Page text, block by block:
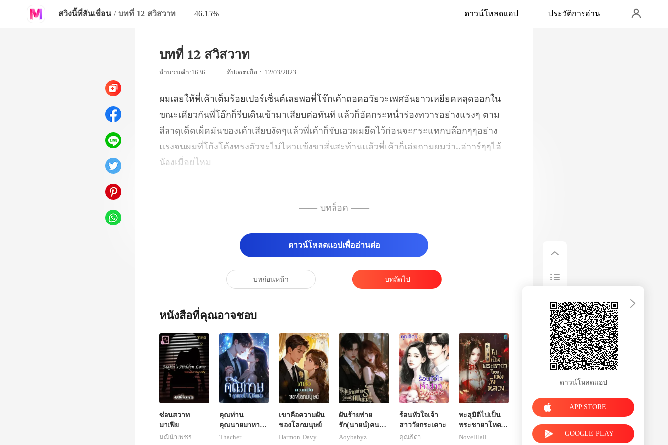
สวิงนี้ที่สันเขื่อน / บทที่ 12 สวิสวาท | 46.15% ดาวน์โหลดแอป ประวัติการอ่าน
บทที่ 12 สวิสวาท
จำนวนคำ:1636 | อัปเดตเมื่อ：12/03/2023
เสียบต่อทันที แล้วก็อัดกระหน่ำร่องทวารอย่างแรงๆ ตาม
ลีลาดุเด็ดเผ็ดมันของเค้าเสียบงัดๆแล้วพี่เค้าก็จับเอวผมยึดไว้ก่อนจ
—— บทล็อค ——
ดาวน์โหลดแอปเพื่ออ่านต่อ
บทก่อนหน้า บทถัดไป
หนังสือที่คุณอาจชอบ
ซ่อนสวาท
มาเฟีย
มณีน้ำเพชร
คุณท่าน
คุณนายมาหาอีก
แล้ว
Thacher
เขาคือความฝัน
ของโลกมนุษย์
Harmon Davy
ฝันร้ายพ่าย
รัก(นายน์)คน
เลว
Aoybabyz
ร้อนหัวใจเจ้า
สาววัยกระเตาะ
คุณธิดา
ทะลุมิติไปเป็น
พระชายาโหด
แห่งวังหลวง
NovelHall
ดาวน์โหลดแอป
APP STORE
GOOGLE PLAY